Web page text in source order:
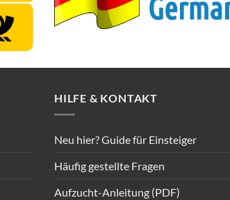
HILFE & KONTAKT
Neu hier? Guide für Einsteiger
Häufig gestellte Fragen
Aufzucht-Anleitung (PDF)